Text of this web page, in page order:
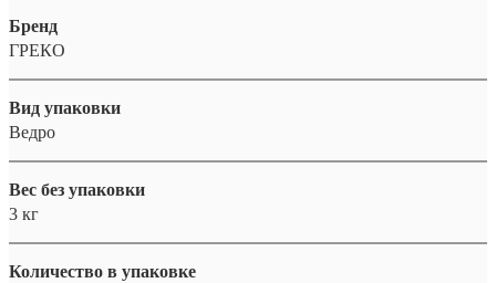
Бренд
ГРЕКО
Вид упаковки
Ведро
Вес без упаковки
3 кг
Количество в упаковке